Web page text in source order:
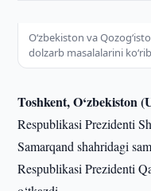
O‘zbekiston va
dolzarb masalalarini
Toshkent, O‘zbekiston
Respublikasi Prezidenti
Samarqand shahridagi
Respublikasi Prezidenti